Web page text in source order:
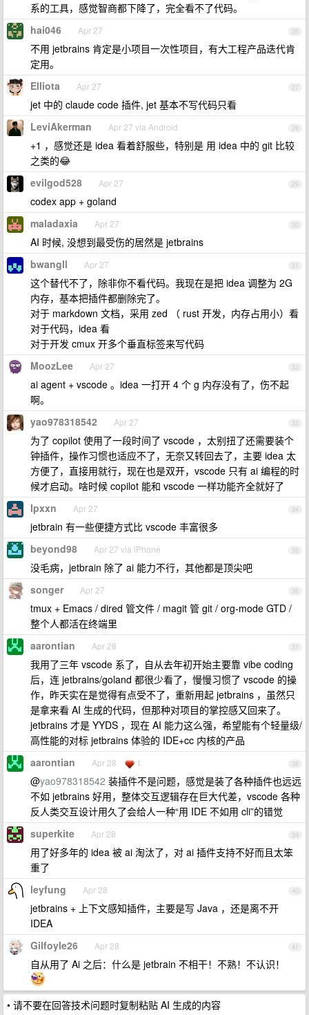
系的工具，感觉智商都下降了，完全看不了代码。
26
hai046 Apr 27
不用 jetbrains 肯定是小项目一次性项目，有大工程产品迭代肯
定用。
27
Elliota Apr 27
jet 中的 claude code 插件, jet 基本不写代码只看
28
LeviAkerman Apr 27 via Android
+1 ，感觉还是 idea 看着舒服些，特别是 用 idea 中的 git 比较
之类的😂
29
evilgod528 Apr 27
codex app + goland
30
maladaxia Apr 27
AI 时候, 没想到最受伤的居然是 jetbrains
31
bwangll Apr 27
这个替代不了，除非你不看代码。我现在是把 idea 调整为 2G
内存，基本把插件都删除完了。
对于 markdown 文档，采用 zed （ rust 开发，内存占用小）看
对于代码，idea 看
对于开发 cmux 开多个垂直标签来写代码
32
MoozLee Apr 27
ai agent + vscode 。idea 一打开 4 个 g 内存没有了，伤不起
啊。
33
yao978318542 Apr 27
为了 copilot 使用了一段时间了 vscode ，太别扭了还需要装个
钟插件，操作习惯也适应不了，无奈又转回去了，主要 idea 太
方便了，直接用就行，现在也是双开，vscode 只有 ai 编程的时
候才启动。啥时候 copilot 能和 vscode 一样功能齐全就好了
34
lpxxn Apr 27
jetbrain 有一些便捷方式比 vscode 丰富很多
35
beyond98 Apr 27 via iPhone
没毛病，jetbrain 除了 ai 能力不行，其他都是顶尖吧
36
songer Apr 27
tmux + Emacs / dired 管文件 / magit 管 git / org-mode GTD /
整个人都活在终端里
37
aarontian Apr 28
我用了三年 vscode 系了，自从去年初开始主要靠 vibe coding
后，连 jetbrains/goland 都很少看了，慢慢习惯了 vscode 的操
作，昨天实在是觉得有点受不了，重新用起 jetbrains ，虽然只
是拿来看 AI 生成的代码，但那种对项目的掌控感又回来了。
jetbrains 才是 YYDS ，现在 AI 能力这么强，希望能有个轻量级/
高性能的对标 jetbrains 体验的 IDE+cc 内核的产品
38
aarontian Apr 28 1
@yao978318542 装插件不是问题，感觉是装了各种插件也远远
不如 jetbrains 好用，整体交互逻辑存在巨大代差，vscode 各种
反人类交互设计用久了会给人一种“用 IDE 不如用 cli”的错觉
39
superkite Apr 28
用了好多年的 idea 被 ai 淘汰了，对 ai 插件支持不好而且太笨
重了
40
leyfung Apr 28
jetbrains + 上下文感知插件，主要是写 Java ，还是离不开
IDEA
41
Gilfoyle26 Apr 28
自从用了 Ai 之后：什么是 jetbrain 不相干！不熟！不认识！
• 请不要在回答技术问题时复制粘贴 AI 生成的内容